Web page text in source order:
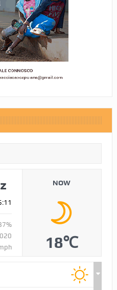
NOW
18℃